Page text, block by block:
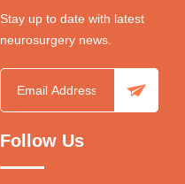
Stay up to date with latest
neurosurgery news.
Follow Us